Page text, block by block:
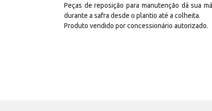
Peças de reposição para manutenção dá sua
durante a safra desde o plantio até a colheita.
Produto vendido por concessionário autorizado.